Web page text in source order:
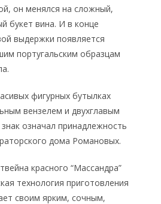
он менялся на сложный,
букет вина. И в конце
выдержки появляется
португальским образцам
фигурных бутылках
вензелем и двухглавым
означал принадлежность
дома Романовых.
красного “Массандра”
технология приготовления
своим ярким, сочным,